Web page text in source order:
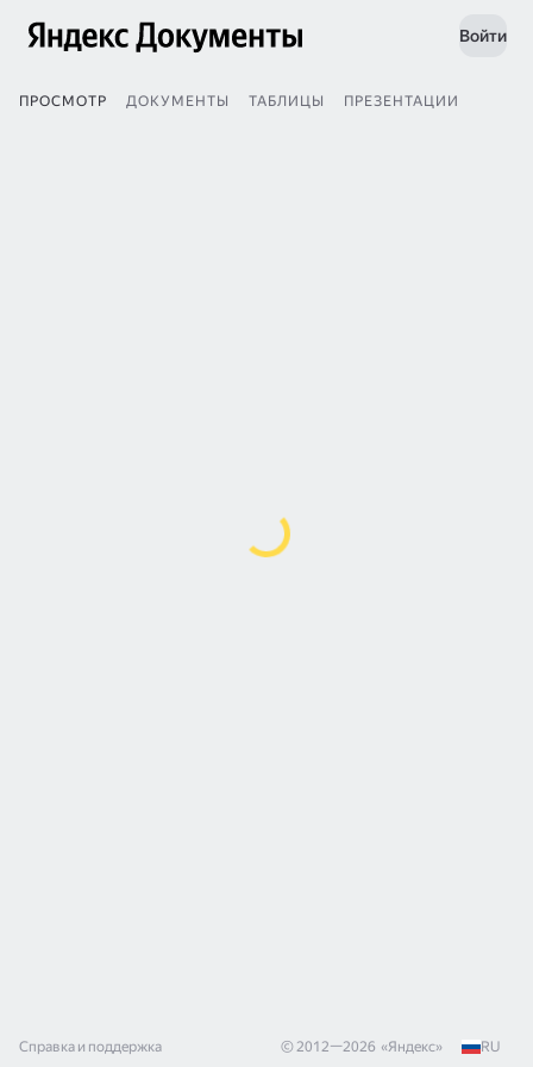
Войти
ПРОСМОТР ДОКУМЕНТЫ ТАБЛИЦЫ ПРЕЗЕНТАЦИИ
Справка и поддержка © 2012—2026 «Яндекс» RU